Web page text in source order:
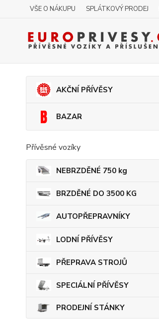
VŠE O NÁKUPU SPLÁTKOVÝ PRODEJ
AKČNÍ PŘÍVĚSY
BAZAR
Přívěsné vozíky
NEBRZDĚNÉ 750 kg
BRZDĚNÉ DO 3500 KG
AUTOPŘEPRAVNÍKY
LODNÍ PŘÍVĚSY
PŘEPRAVA STROJŮ
SPECIÁLNÍ PŘÍVĚSY
PRODEJNÍ STÁNKY